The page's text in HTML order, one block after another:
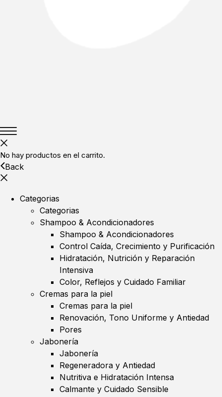
No hay productos en el carrito.
Back
Categorias
Categorias
Shampoo & Acondicionadores
Shampoo & Acondicionadores
Control Caída, Crecimiento y Purificación
Hidratación, Nutrición y Reparación
Intensiva
Color, Reflejos y Cuidado Familiar
Cremas para la piel
Cremas para la piel
Renovación, Tono Uniforme y Antiedad
Pores
Jabonería
Jabonería
Regeneradora y Antiedad
Nutritiva e Hidratación Intensa
Calmante y Cuidado Sensible